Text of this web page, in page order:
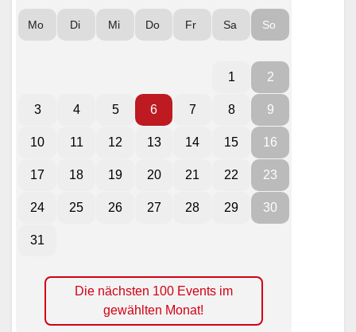
Mo Di Mi Do Fr Sa So
1 2
3 4 5 6 7 8 9
10 11 12 13 14 15 16
17 18 19 20 21 22 23
24 25 26 27 28 29 30
31
Die nächsten 100 Events im
gewählten Monat!